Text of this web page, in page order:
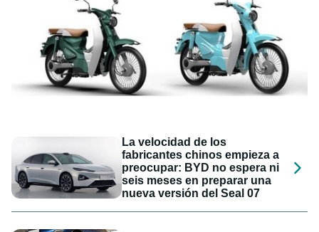
La velocidad de los
fabricantes chinos empieza a
preocupar: BYD no espera ni
seis meses en preparar una
nueva versión del Seal 07